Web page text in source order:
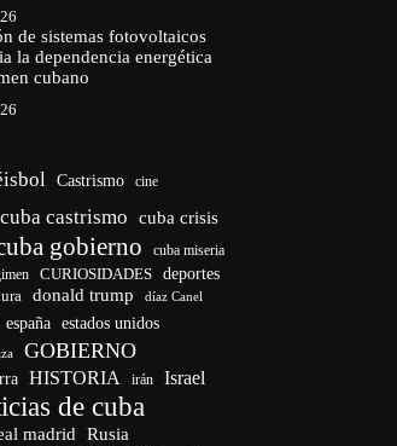
de sistemas fotovoltaicos
la dependencia energética
cubano
Castrismo cine
cuba castrismo cuba crisis
gobierno cuba miseria
CURIOSIDADES deportes
donald trump díaz Canel
españa estados unidos
GOBIERNO
HISTORIA irán Israel
de cuba
madrid Rusia